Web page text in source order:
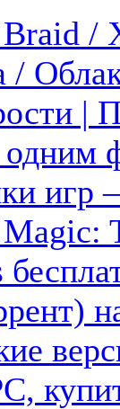
/
/
|
одним
Magic: